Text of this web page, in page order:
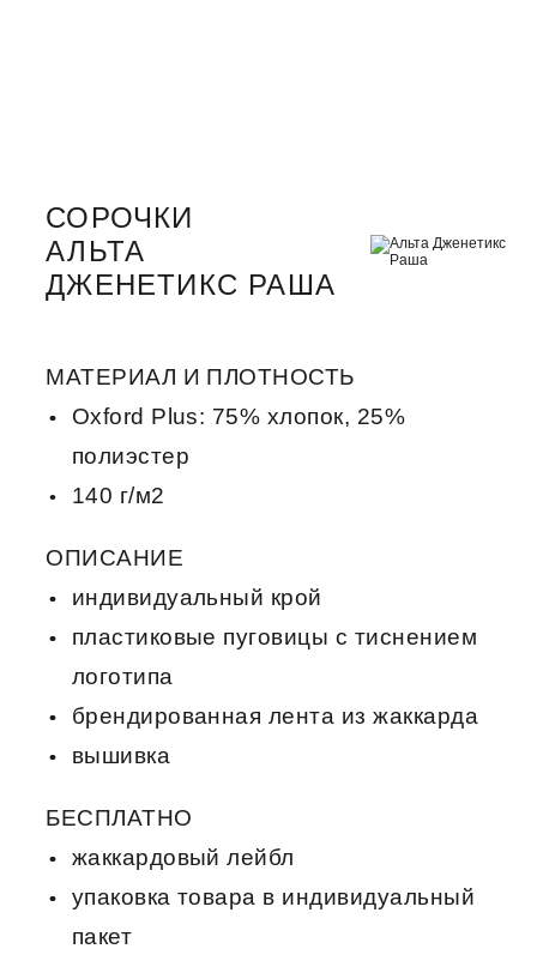
СОРОЧКИ
АЛЬТА
ДЖЕНЕТИКС РАША
МАТЕРИАЛ И ПЛОТНОСТЬ
Oxford Plus: 75% хлопок, 25%
полиэстер
140 г/м2
ОПИСАНИЕ
индивидуальный крой
пластиковые пуговицы с тиснением
логотипа
брендированная лента из жаккарда
вышивка
БЕСПЛАТНО
жаккардовый лейбл
упаковка товара в индивидуальный
пакет